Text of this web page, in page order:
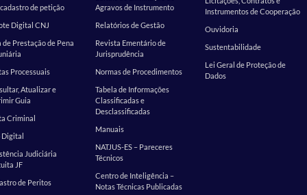
de petição
Digital CNJ
de Prestação de Pena
Processuais
Atualizar e
Guia
Criminal
Digital
Judiciária
JF
de Peritos
Agravos de Instrumento
Relatórios de Gestão
Revista Ementário de
Jurisprudência
Normas de Procedimentos
Tabela de Informações
Classificadas e
Desclassificadas
Manuais
NATJUS-ES – Pareceres
Técnicos
Centro de Inteligência –
Notas Técnicas Publicadas
Instrumentos de Cooperação
Ouvidoria
Sustentabilidade
Lei Geral de Proteção de
Dados